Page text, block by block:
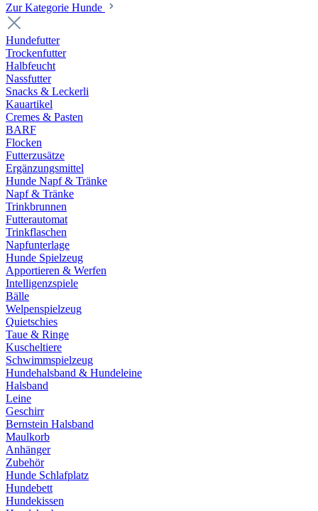
Zur Kategorie Hunde
Hundefutter
Trockenfutter
Halbfeucht
Nassfutter
Snacks & Leckerli
Kauartikel
Cremes & Pasten
BARF
Flocken
Futterzusätze
Ergänzungsmittel
Hunde Napf & Tränke
Napf & Tränke
Trinkbrunnen
Futterautomat
Trinkflaschen
Napfunterlage
Hunde Spielzeug
Apportieren & Werfen
Intelligenzspiele
Bälle
Welpenspielzeug
Quietschies
Taue & Ringe
Kuscheltiere
Schwimmspielzeug
Hundehalsband & Hundeleine
Halsband
Leine
Geschirr
Bernstein Halsband
Maulkorb
Anhänger
Zubehör
Hunde Schlafplatz
Hundebett
Hundekissen